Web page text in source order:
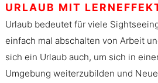
URLAUB MIT
Urlaub bedeutet für viele
einfach mal abschalten von Arbeit
sich ein Urlaub auch, um sich in
Umgebung weiterzubilden und